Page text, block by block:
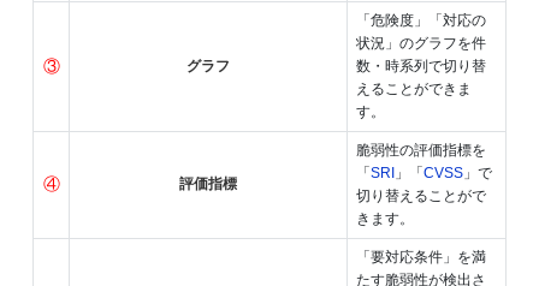
③ グラフ
「危険度」「対応の
状況」のグラフを件
数・時系列で切り替
えることができま
す。
④ 評価指標
脆弱性の評価指標を
「SRI 」「CVSS 」で
切り替えることがで
きます。
「要対応条件」を満
たす脆弱性が検出さ